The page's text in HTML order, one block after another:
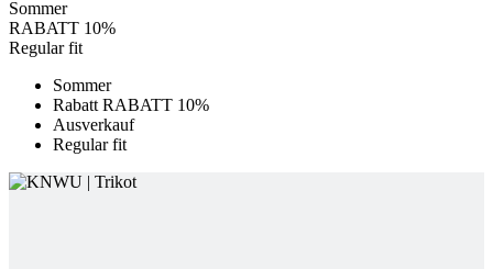
Rabatt RABATT 10%
Ausverkauf
Regular fit